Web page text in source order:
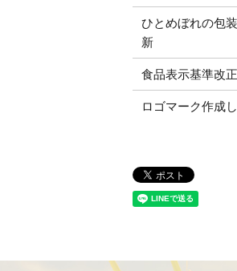
ひとめぼれの包
新
食品表示基準改正
ロゴマーク作成し